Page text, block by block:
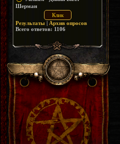
Шерман
Результаты | Архив опросов
Всего ответов: 1106